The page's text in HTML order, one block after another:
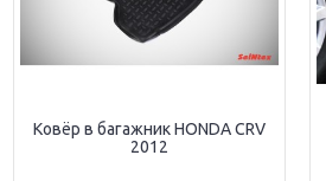
Ковёр в багажник HONDA CRV
2012